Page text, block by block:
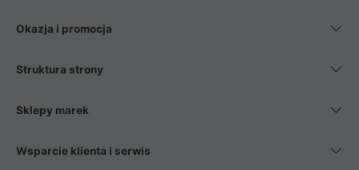
Okazja i promocja
Struktura strony
Sklepy marek
Wsparcie klienta i serwis